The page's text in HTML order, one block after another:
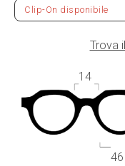
Clip-On disponibile
Trova
46
14